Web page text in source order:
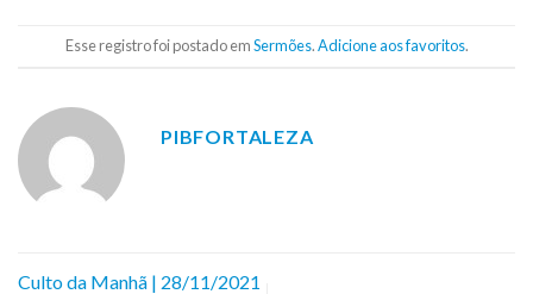
Esse registro foi postado emSermões.Adicione aos favoritos.
PIBFORTALEZA
Culto da Manhã | 28/11/2021